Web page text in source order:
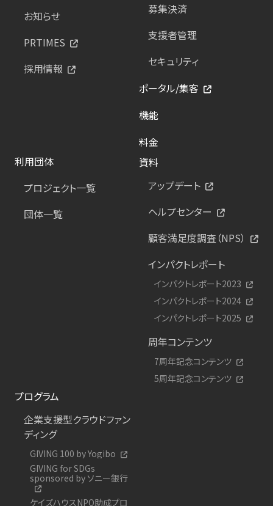
お知らせ
PRTIMES
採用情報
募集決済
支援者管理
セキュリティ
ポータル/集客
機能
料金
利用団体
プロジェクト一覧
団体一覧
資料
アップデート
ヘルプセンター
顧客満足度調査（NPS）
インパクトレポート
インパクトレポート2023
インパクトレポート2024
インパクトレポート2025
周年コンテンツ
7周年記念コンテンツ
5周年記念コンテンツ
プログラム
企業支援型クラウドファン
ディング
GIVING 100 by Yogibo
GIVING for SDGs
sponsored by ソニー銀行
ケイズハウスNPO助成プロ